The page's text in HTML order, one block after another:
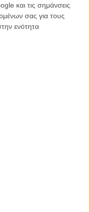
και τις σημάνσεις
σας για τους
ενότητα